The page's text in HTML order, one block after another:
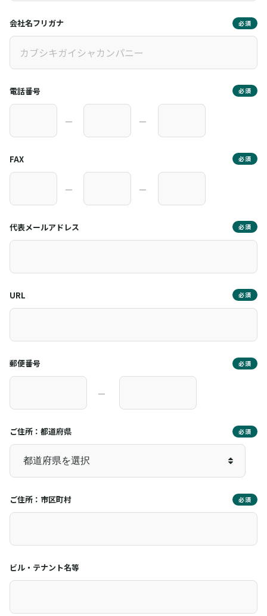
会社名フリガナ 必須
電話番号 必須
― ―
FAX 必須
― ―
代表メールアドレス 必須
URL 必須
郵便番号 必須
―
ご住所：都道府県 必須
ご住所：市区町村 必須
ビル・テナント名等